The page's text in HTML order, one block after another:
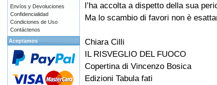
l’ha accolta a dispetto della sua
Ma lo scambio di favori non è
Chiara Cilli
IL RISVEGLIO DEL FUOCO
Copertina di Vincenzo Bosica
Edizioni Tabula fati
Envíos y Devoluciones
Confidencialidad
Condiciones de Uso
Contáctenos
Aceptamos